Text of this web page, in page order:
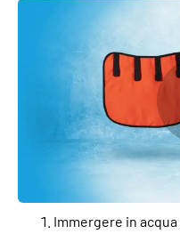
Immergere in acqua